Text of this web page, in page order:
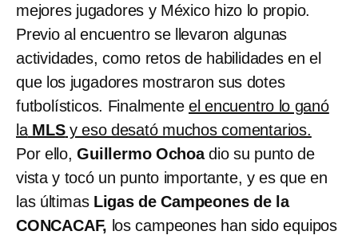
mejores jugadores y México hizo lo propio.
Previo al encuentro se llevaron algunas
actividades, como retos de habilidades en el
que los jugadores mostraron sus dotes
futbolísticos. Finalmenteel encuentro lo ganó
laMLSy eso desató muchos comentarios.
Por ello, Guillermo Ochoadio su punto de
vista y tocó un punto importante, y es que en
las últimas Ligas de Campeones de la
CONCACAF, los campeones han sido equipos